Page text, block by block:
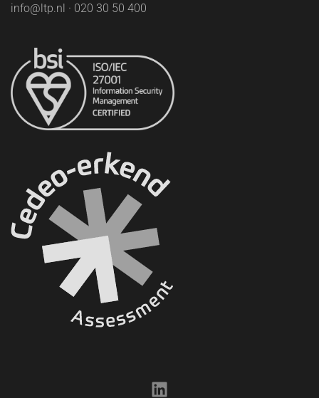
info@ltp.nl · 020 30 50 400